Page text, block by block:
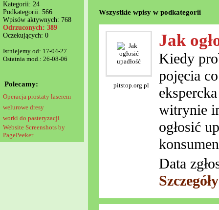
Kategorii: 24
Podkategorii: 566
Wpisów aktywnych: 768
Odrzuconych: 389
Oczekujących: 0
Istniejemy od: 17-04-27
Ostatnia mod.: 26-08-06
Polecamy:
Operacja prostaty laserem
welurowe dresy
worki do pasteryzacji
Website Screenshots by
PagePeeker
Wszystkie wpisy w podkategorii
pitstop.org.pl
Jak
Kiedy
pojęcia
witrynie
ogłosić
Data